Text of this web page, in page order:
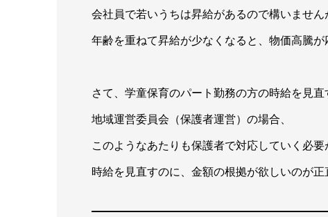
会社員で若いうちは昇給があるので構いません
年齢を重ねて昇給が少なくなると、物価高騰が
さて、学童保育のパート勤務の方の時給を見直
地域運営委員会（保護者運営）の場合、
このようなあたりも保護者で対応していく必要
時給を見直すのに、金額の根拠が欲しいのが正